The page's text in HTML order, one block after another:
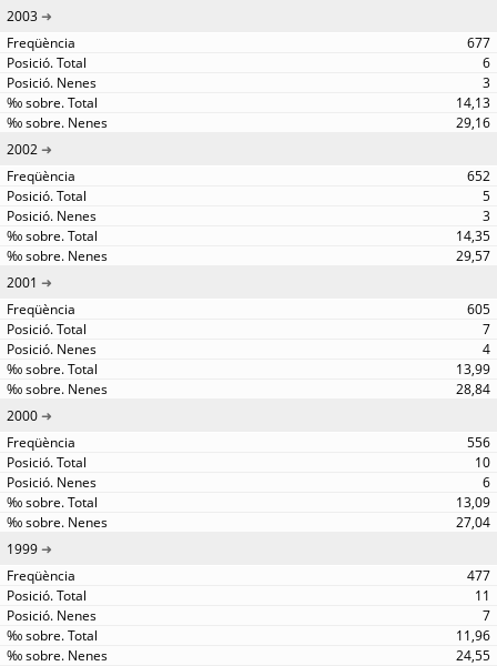
2003
677
6
3
14,13
29,16
2002
652
5
3
14,35
29,57
2001
605
7
4
13,99
28,84
2000
556
10
6
13,09
27,04
1999
477
11
7
11,96
24,55